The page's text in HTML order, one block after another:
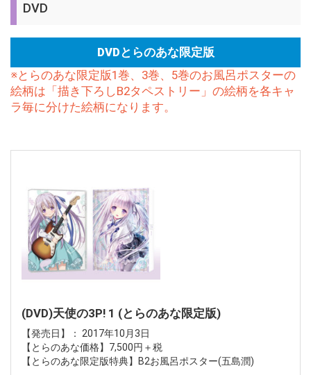
DVD
DVDとらのあな限定版
※とらのあな限定版1巻、3巻、5巻のお風呂ポスターの
絵柄は「描き下ろしB2タペストリー」の絵柄を各キャ
ラ毎に分けた絵柄になります。
(DVD)天使の3P! 1 (とらのあな限定版)
【発売日】： 2017年10月3日
【とらのあな価格】7,500円＋税
【とらのあな限定版特典】B2お風呂ポスター(五島潤)